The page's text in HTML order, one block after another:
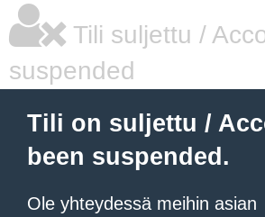
Tili suljettu /
suspended
Tili on suljettu /
been suspended.
Ole yhteydessä meihin asian